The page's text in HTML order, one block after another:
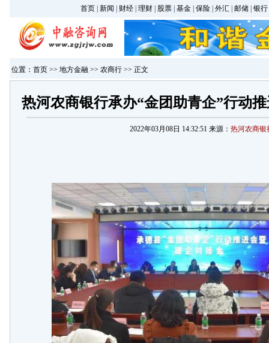
首页 新闻 财经 理财 股票 基金 保险 外汇 邮储 银行
位置： 首页 >> 地方金融 >> 农商行 >> 正文
热河农商银行承办“金团助青企”行动
2022年03月08日 14:32:51 来源： 热河农商银